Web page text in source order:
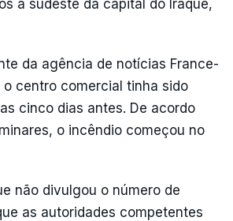
a sudeste da capital do Iraque,
da agência de notícias France-
o centro comercial tinha sido
cinco dias antes. De acordo
o incêndio começou no
não divulgou o número de
as autoridades competentes